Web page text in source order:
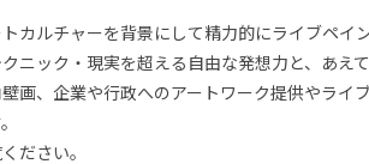
カルチャーを背景にして精力的にライブペイ
ニック・現実を超える自由な発想力と、あえ
画、企業や行政へのアートワーク提供やライ
ださい。